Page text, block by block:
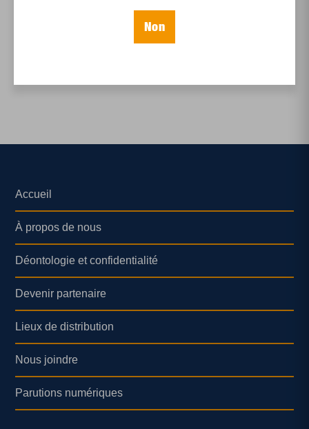
Parlons de la mort
Non
Accueil
À propos de nous
Déontologie et confidentialité
Devenir partenaire
Lieux de distribution
Nous joindre
Parutions numériques